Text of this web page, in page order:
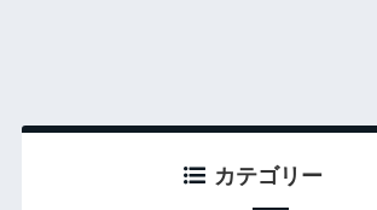
カテゴリー